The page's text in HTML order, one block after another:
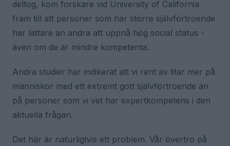
deltog, kom forskare vid University of California
fram till att personer som har större självförtroende
har lättare än andra att uppnå hög social status -
även om de är mindre kompetenta.
Andra studier har indikerat att vi rent av litar mer på
människor med ett extremt gott självförtroende än
på personer som vi vet har expertkompetens i den
aktuella frågan.
Det här är naturligtvis ett problem. Vår övertro på